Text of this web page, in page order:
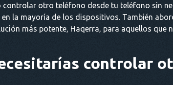
controlar otro teléfono desde tu teléfono sin
la mayoría de los dispositivos. También
más potente, Haqerra, para aquellos que
controlar